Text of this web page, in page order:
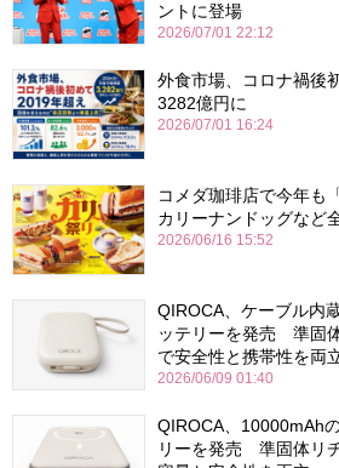
ントに登場
2026/07/01 22:12
外食市場、コロナ禍
3282億円に
2026/07/01 16:24
コメダ珈琲店で今年
カリーナンドッグなど
2026/06/16 15:52
QIROCA、ケーブル内
ッテリーを発売 準固
で安全性と携帯性を両
2026/06/09 01:40
QIROCA、10000mAh
リーを発売 準固体リ